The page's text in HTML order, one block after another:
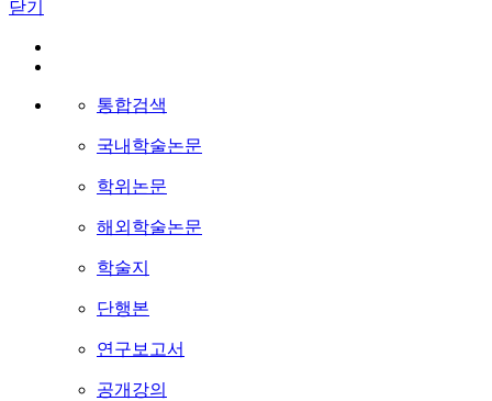
닫기
통합검색
국내학술논문
학위논문
해외학술논문
학술지
단행본
연구보고서
공개강의